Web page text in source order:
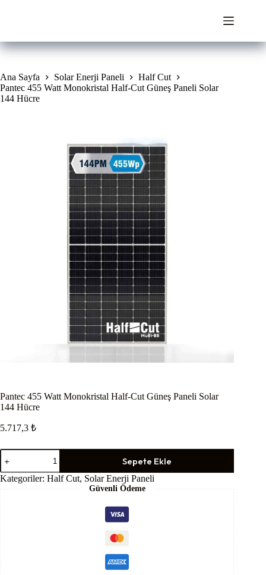
Ana Sayfa Solar Enerji Paneli
Half Cut
Pantec 455 Watt Monokristal Half-Cut Güneş Paneli Solar
144 Hücre
Pantec 455 Watt Monokristal Half-Cut Güneş Paneli Solar
144 Hücre
5.717,3 ₺
Pantec
455
Watt
Monokristal
Sepete Ekle
Kategoriler: Half Cut, Solar Enerji Paneli
Güvenli Ödeme